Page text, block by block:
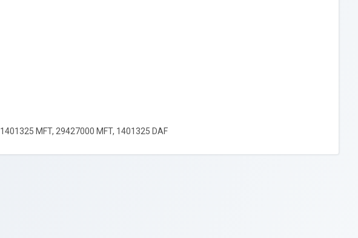
MFT, 29427000 MFT, 1401325 DAF